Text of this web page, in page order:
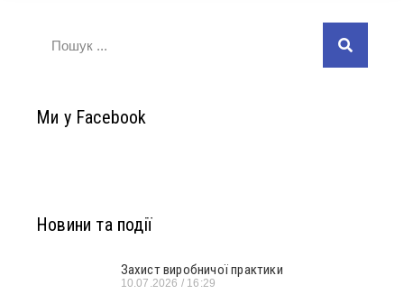
Ми у Facebook
Новини та події
Захист виробничої практики
10.07.2026 16:29